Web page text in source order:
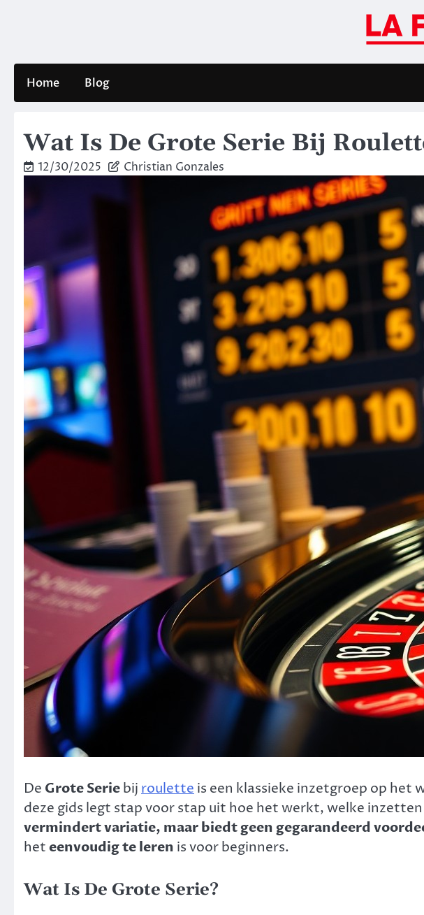
Home Blog
Wat Is De Grote Serie Bij
12/30/2025 Christian Gonzales
De Grote Seriebij roulette is een klassieke inzetgroep op het
deze gids legt stap voor stap uit hoe het werkt, welke
vermindert variatie, maar biedt geen gegarandeerd
heteenvoudig te leren is voor beginners.
Wat Is De Grote Serie?